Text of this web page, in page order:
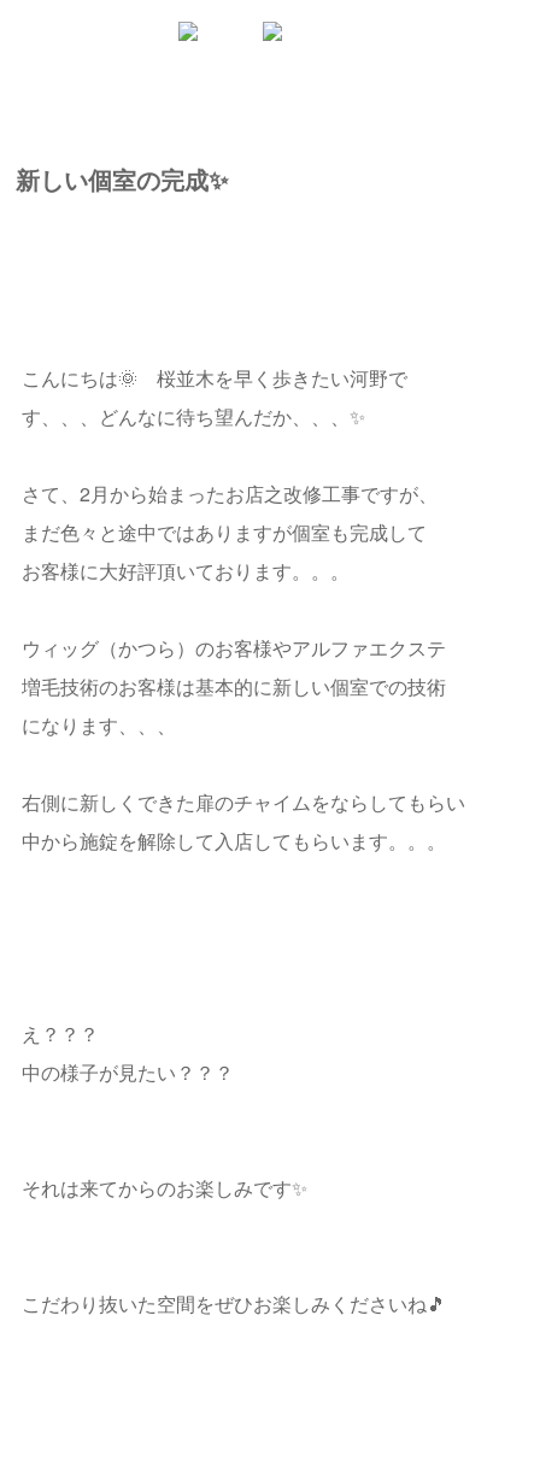
新しい個室の完成✨
こんにちは🌞 桜並木を早く歩きたい河野で
す、、、どんなに待ち望んだか、、、✨
さて、2月から始まったお店之改修工事ですが、
まだ色々と途中ではありますが個室も完成して
お客様に大好評頂いております。。。
ウィッグ（かつら）のお客様やアルファエクステ
増毛技術のお客様は基本的に新しい個室での技術
になります、、、
右側に新しくできた扉のチャイムをならしてもらい
中から施錠を解除して入店してもらいます。。。
え？？？
中の様子が見たい？？？
それは来てからのお楽しみです✨
こだわり抜いた空間をぜひお楽しみくださいね🎵